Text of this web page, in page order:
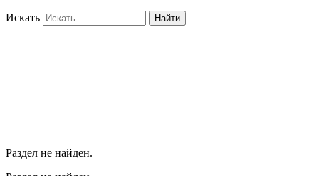
Искать Найти
Раздел не найден.